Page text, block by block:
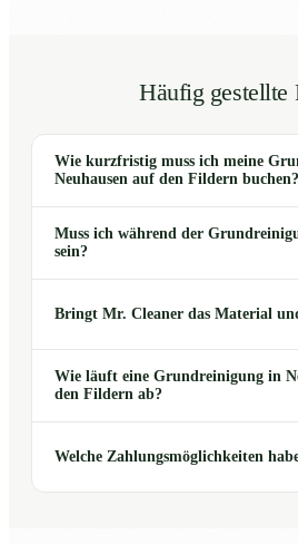
Häufig gestellte
Wie kurzfristig muss ich meine
Neuhausen auf den Fildern buchen?
Muss ich während der
sein?
Bringt Mr. Cleaner das Material
Wie läuft eine Grundreinigung in
den Fildern ab?
Welche Zahlungsmöglichkeiten